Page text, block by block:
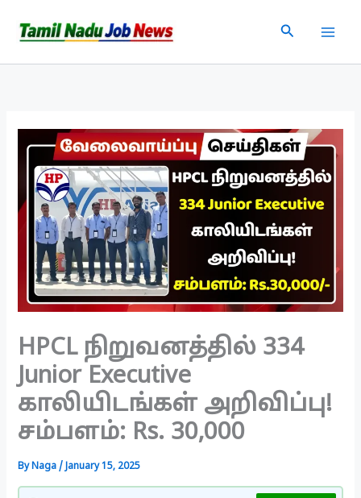
Search
HPCL நிறுவனத்தில் 334
Junior Executive
காலியிடங்கள் அறிவிப்பு!
சம்பளம்: Rs. 30,000
ByNaga/ January 15, 2025